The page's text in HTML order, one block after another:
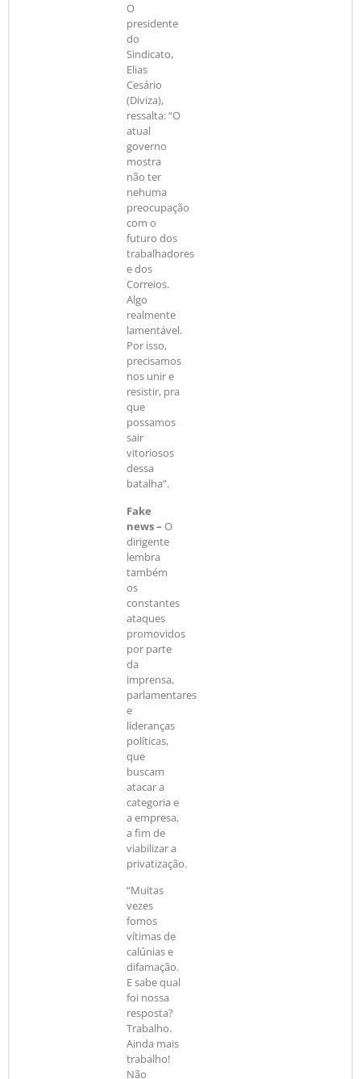
O
presidente
do
Sindicato,
Elias
Cesário
(Diviza),
ressalta: “O
atual
governo
mostra
não ter
nehuma
preocupação
com o
futuro dos
trabalhadores
e dos
Correios.
Algo
realmente
lamentável.
Por isso,
precisamos
nos unir e
resistir, pra
que
possamos
sair
vitoriosos
dessa
batalha”.
Fake
news – O
dirigente
lembra
também
os
constantes
ataques
promovidos
por parte
da
imprensa,
parlamentares
e
lideranças
políticas,
que
buscam
atacar a
categoria e
a empresa,
a fim de
viabilizar a
privatização.
“Muitas
vezes
fomos
vítimas de
calúnias e
difamação.
E sabe qual
foi nossa
resposta?
Trabalho.
Ainda mais
trabalho!
Não